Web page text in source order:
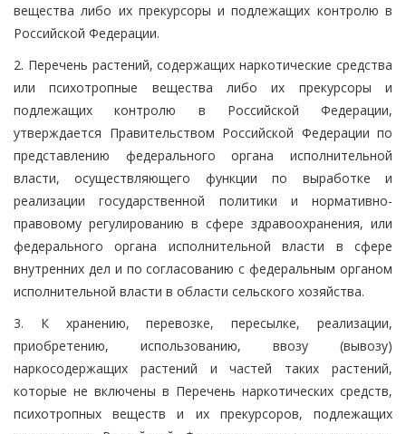
вещества либо их прекурсоры и подлежащих контролю в
Российской Федерации.
2. Перечень растений, содержащих наркотические средства
или психотропные вещества либо их прекурсоры и
подлежащих контролю в Российской Федерации,
утверждается Правительством Российской Федерации по
представлению федерального органа исполнительной
власти, осуществляющего функции по выработке и
реализации государственной политики и нормативно-
правовому регулированию в сфере здравоохранения, или
федерального органа исполнительной власти в сфере
внутренних дел и по согласованию с федеральным органом
исполнительной власти в области сельского хозяйства.
3. К хранению, перевозке, пересылке, реализации,
приобретению, использованию, ввозу (вывозу)
наркосодержащих растений и частей таких растений,
которые не включены в Перечень наркотических средств,
психотропных веществ и их прекурсоров, подлежащих